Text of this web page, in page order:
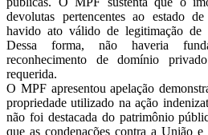
devolutas pertencentes ao estado
havido ato válido de legitimação de
Dessa forma, não haveria
reconhecimento de domínio
requerida.
O MPF apresentou apelação
propriedade utilizado na ação
não foi destacada do patrimônio
que as condenações contra a União